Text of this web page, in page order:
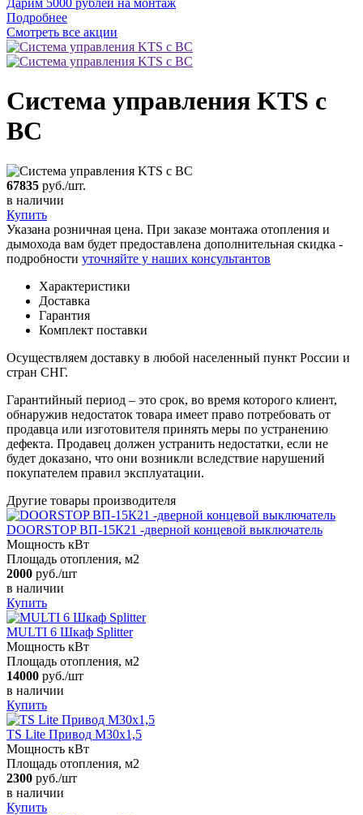
Дарим 5000 рублей на монтаж
Подробнее
Смотреть все акции
Система управления KTS с
ВС
67835 руб./шт.
в наличии
Купить
Указана розничная цена. При заказе монтажа отопления и
дымохода вам будет предоставлена дополнительная скидка -
подробности уточняйте у наших консультантов
Характеристики
Доставка
Гарантия
Комплект поставки
Осуществляем доставку в любой населенный пункт России и
стран СНГ.
Гарантийный период – это срок, во время которого клиент,
обнаружив недостаток товара имеет право потребовать от
продавца или изготовителя принять меры по устранению
дефекта. Продавец должен устранить недостатки, если не
будет доказано, что они возникли вследствие нарушений
покупателем правил эксплуатации.
Другие товары производителя
DOORSTOP ВП-15К21 -дверной концевой выключатель
Мощность кВт
Площадь отопления, м2
2000 руб./шт
в наличии
Купить
MULTI 6 Шкаф Splitter
Мощность кВт
Площадь отопления, м2
14000 руб./шт
в наличии
Купить
TS Lite Привод M30x1,5
Мощность кВт
Площадь отопления, м2
2300 руб./шт
в наличии
Купить